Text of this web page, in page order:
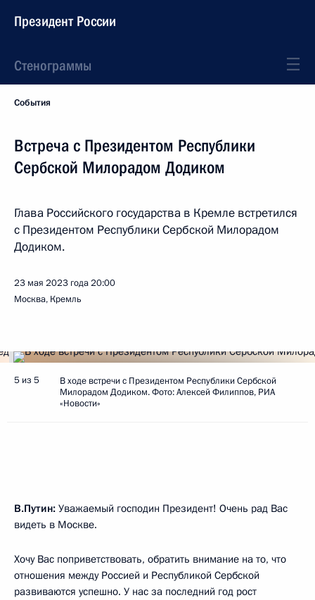
Президент России
Стенограммы
События
Встреча с Президентом Республики
Сербской Милорадом Додиком
Глава Российского государства в Кремле встретился
с Президентом Республики Сербской Милорадом
Додиком.
23 мая 2023 года20:00
Москва, Кремль
5 из 5
В ходе встречи с Президентом Республики Сербской
Милорадом Додиком. Фото: Алексей Филиппов, РИА
«Новости»
В.Путин: Уважаемый господин Президент! Очень рад Вас
видеть в Москве.
Хочу Вас поприветствовать, обратить внимание на то, что
отношения между Россией и Республикой Сербской
развиваются успешно. У нас за последний год рост